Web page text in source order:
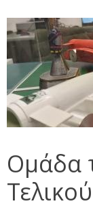
Ομάδα